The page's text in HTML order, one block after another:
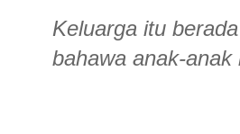
Keluarga itu
bahawa anak-anak